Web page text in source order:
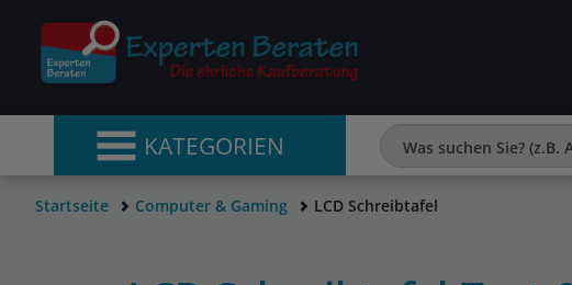
KATEGORIEN
Startseite Computer & Gaming LCD Schreibtafel